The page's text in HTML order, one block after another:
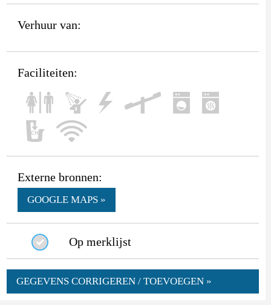
Verhuur van:
Faciliteiten:
Externe bronnen:
GOOGLE MAPS »
Op merklijst
GEGEVENS CORRIGEREN / TOEVOEGEN »